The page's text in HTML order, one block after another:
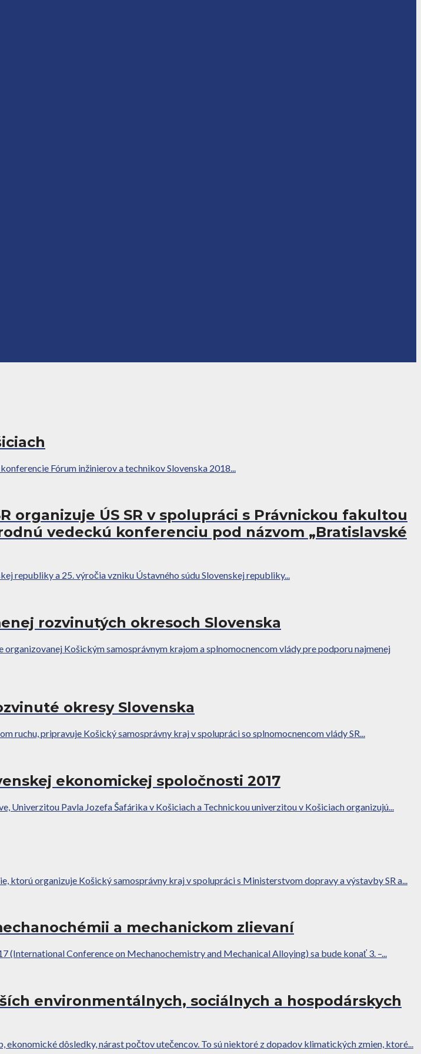
Fórum inžinierov a technikov Slovenska 2018...
organizuje ÚS SR v spolupráci s Právnickou fakultou
vedeckú konferenciu pod názvom „Bratislavské
republiky a 25. výročia vzniku Ústavného súdu Slovenskej republiky...
rozvinutých okresoch Slovenska
Košickým samosprávnym krajom a splnomocnencom vlády pre podporu najmenej
okresy Slovenska
ruchu, pripravuje Košický samosprávny kraj v spolupráci so splnomocnencom vlády SR...
ekonomickej spoločnosti 2017
Pavla Jozefa Šafárika v Košiciach a Technickou univerzitou v Košiciach organizujú...
organizuje Košický samosprávny kraj v spolupráci s Ministerstvom dopravy a výstavby SR a...
a mechanickom zlievaní
Conference on Mechanochemistry and Mechanical Alloying) sa bude konať 3. –...
environmentálnych, sociálnych a hospodárskych
dôsledky, nárast počtov utečencov. To sú niektoré z dopadov klimatických zmien, ktoré...